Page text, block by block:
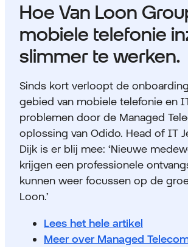
Hoe Van Loon
mobiele telefonie
slimmer te werken.
Sinds kort verloopt de
gebied van mobiele telefonie en
problemen door de Managed
oplossing van Odido. Head of IT
Dijk is er blij mee: ‘Nieuwe
krijgen een professionele
kunnen weer focussen op de
Loon.’
Lees het hele artikel
Meer over Managed